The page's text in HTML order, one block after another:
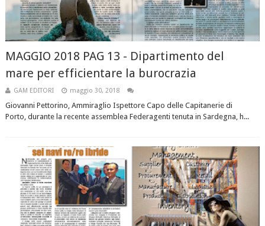
MAGGIO 2018 PAG 13 - Dipartimento del
mare per efficientare la burocrazia
GAM EDITORI maggio 30, 2018
Giovanni Pettorino, Ammiraglio Ispettore Capo delle Capitanerie di
Porto, durante la recente assemblea Federagenti tenuta in Sardegna, h...